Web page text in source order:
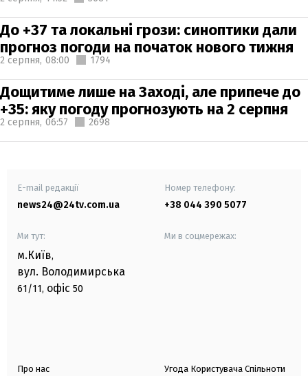
До +37 та локальні грози: синоптики дали
прогноз погоди на початок нового тижня
2 серпня, 08:00 1794
Дощитиме лише на Заході, але припече до
+35: яку погоду прогнозують на 2 серпня
2 серпня, 06:57 2698
E-mail редакції
news24@24tv.com.ua
Номер телефону:
+38 044 390 5077
Ми тут:
м.Київ,
вул. Володимирська
61/11, офіс 50
Ми в соцмережах:
Про нас Угода Користувача Спільноти